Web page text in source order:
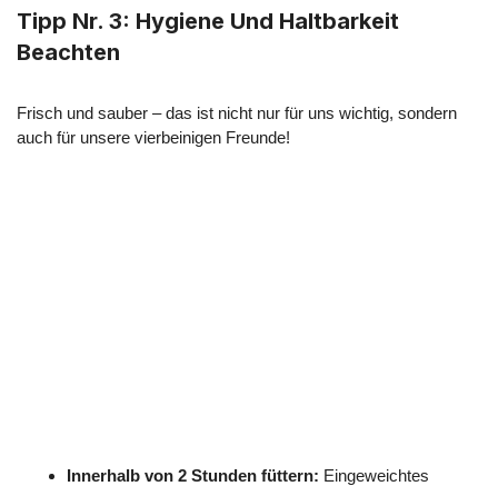
Tipp Nr. 3: Hygiene Und Haltbarkeit
Beachten
Frisch und sauber – das ist nicht nur für uns wichtig, sondern
auch für unsere vierbeinigen Freunde!
Innerhalb von 2 Stunden füttern: Eingeweichtes